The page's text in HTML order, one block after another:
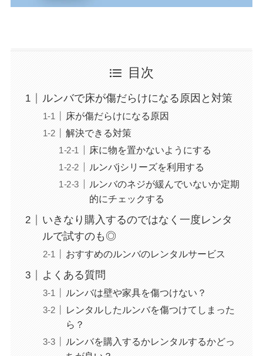
目次
ルンバで床が傷だらけになる原因と対策
床が傷だらけになる原因
解決できる対策
床に物を置かないようにする
ルンバjシリーズを利用する
ルンバのネジが緩んでいないか定期
的にチェックする
いきなり購入するのではなく一度レンタ
ルで試すのも◎
おすすめのルンバのレンタルサービス
よくある質問
ルンバは壁や家具を傷つけない？
レンタルしたルンバを傷つけてしまった
ら？
ルンバを購入するかレンタルするかどっ